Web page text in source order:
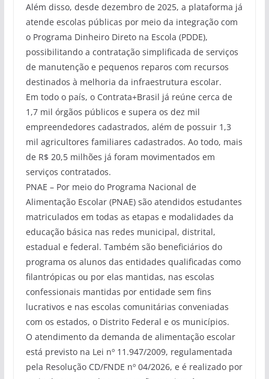
Além disso, desde dezembro de 2025, a plataforma já
atende escolas públicas por meio da integração com
o Programa Dinheiro Direto na Escola (PDDE),
possibilitando a contratação simplificada de serviços
de manutenção e pequenos reparos com recursos
destinados à melhoria da infraestrutura escolar.
Em todo o país, o Contrata+Brasil já reúne cerca de
1,7 mil órgãos públicos e supera os dez mil
empreendedores cadastrados, além de possuir 1,3
mil agricultores familiares cadastrados. Ao todo, mais
de R$ 20,5 milhões já foram movimentados em
serviços contratados.
PNAE – Por meio do Programa Nacional de
Alimentação Escolar (PNAE) são atendidos estudantes
matriculados em todas as etapas e modalidades da
educação básica nas redes municipal, distrital,
estadual e federal. Também são beneficiários do
programa os alunos das entidades qualificadas como
filantrópicas ou por elas mantidas, nas escolas
confessionais mantidas por entidade sem fins
lucrativos e nas escolas comunitárias conveniadas
com os estados, o Distrito Federal e os municípios.
O atendimento da demanda de alimentação escolar
está previsto na Lei nº 11.947/2009, regulamentada
pela Resolução CD/FNDE nº 04/2026, e é realizado por